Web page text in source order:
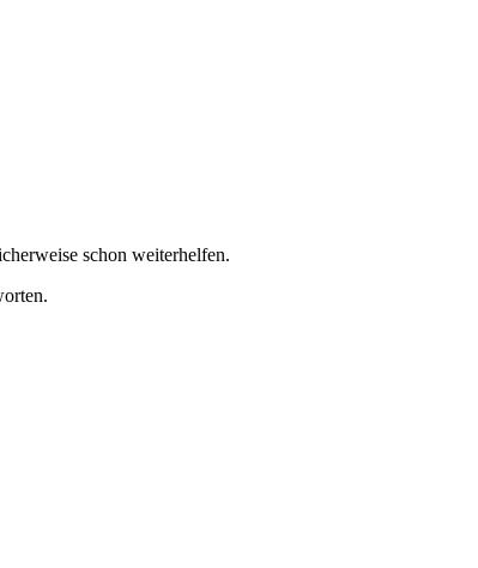
schon weiterhelfen.